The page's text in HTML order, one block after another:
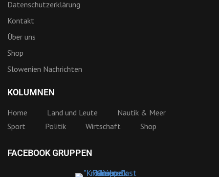
Datenschutzerklärung
Kontakt
Über uns
Shop
Slowenien Nachrichten
KOLUMNEN
Home Land und Leute
Nautik & Meer
Sport
Politik Wirtschaft Shop
FACEBOOK GRUPPEN